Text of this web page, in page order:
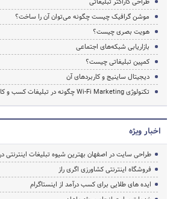
موشن گرافیک چیست چگونه می‌توان آن را ساخت؟
هویت بصری چیست؟
بازاریابی شبکه‌های اجتماعی
کمپین تبلیغاتی چیست؟
دیجیتال ساینیج و کاربردهای آن
تکنولوژی Wi-Fi Marketing چگونه در تبلیغات کسب و کار موثر خواهد بود؟
اخبار ویژه
طراحی سایت در اصفهان بهترین شیوه تبلیغات اینترنتی
فروشگاه اینترنتی کشاورزی اگری راز
ایده های طلایی برای کسب درآمد از اینستاگرام